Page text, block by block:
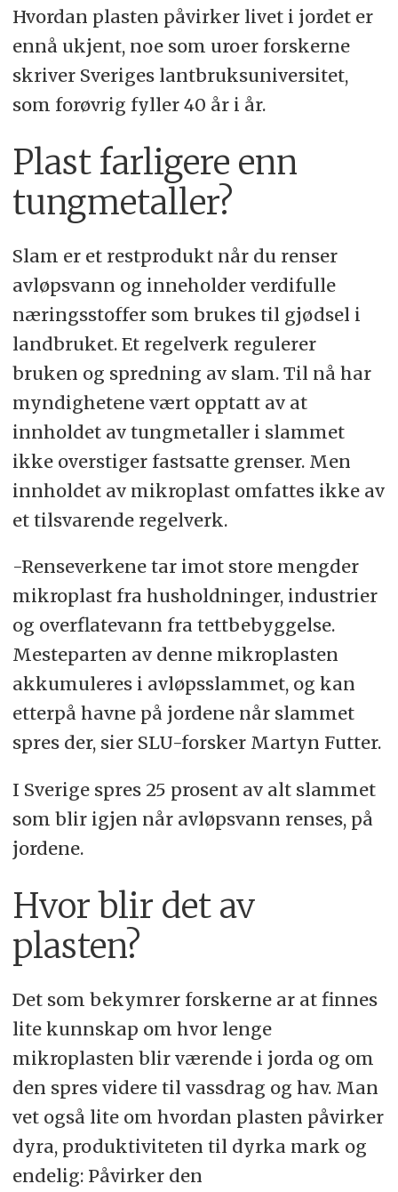
Hvordan plasten påvirker livet i jordet er
ennå ukjent, noe som uroer forskerne
skriver Sveriges lantbruksuniversitet,
som forøvrig fyller 40 år i år.
Plast farligere enn
tungmetaller?
Slam er et restprodukt når du renser
avløpsvann og inneholder verdifulle
næringsstoffer som brukes til gjødsel i
landbruket. Et regelverk regulerer
bruken og spredning av slam. Til nå har
myndighetene vært opptatt av at
innholdet av tungmetaller i slammet
ikke overstiger fastsatte grenser. Men
innholdet av mikroplast omfattes ikke av
et tilsvarende regelverk.
-Renseverkene tar imot store mengder
mikroplast fra husholdninger, industrier
og overflatevann fra tettbebyggelse.
Mesteparten av denne mikroplasten
akkumuleres i avløpsslammet, og kan
etterpå havne på jordene når slammet
spres der, sier SLU-forsker Martyn Futter.
I Sverige spres 25 prosent av alt slammet
som blir igjen når avløpsvann renses, på
jordene.
Hvor blir det av
plasten?
Det som bekymrer forskerne ar at finnes
lite kunnskap om hvor lenge
mikroplasten blir værende i jorda og om
den spres videre til vassdrag og hav. Man
vet også lite om hvordan plasten påvirker
dyra, produktiviteten til dyrka mark og
endelig: Påvirker den